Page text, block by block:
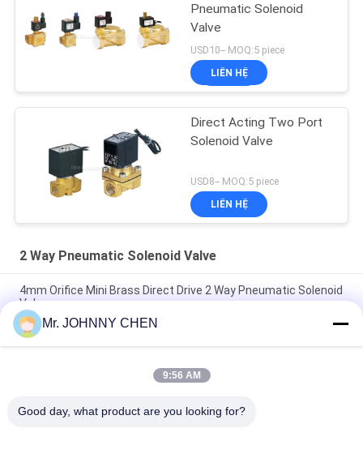
Pneumatic Solenoid
Valve
USD10-- MOQ:5 piece
LIÊN HỆ
Direct Acting Two Port
Solenoid Valve
USD8-- MOQ:5 piece
LIÊN HỆ
2 Way Pneumatic Solenoid Valve
4mm Orifice Mini Brass Direct Drive 2 Way Pneumatic Solenoid
Valve
16~50mm Orifice 2/2 Brass Pneumatic Solenoid Valve
G1/2"~G2" With Viton Seal
High Temperature 1.5MPa 2 Way Pneumatic Solenoid Valve
Mr. JOHNNY CHEN
9:56 AM
Good day, what product are you looking for?